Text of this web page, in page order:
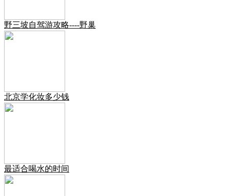
野三坡自驾游攻略----野巢
北京学化妆多少钱
最适合喝水的时间